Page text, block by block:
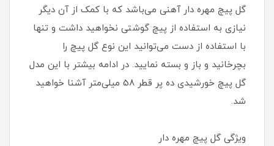
گل پیچ مهره دار آهنی می‌باشد که با کمک از آن دیگر
نیازی به استفاده از پیچ گوشتی نخواهید داشت و تنها
با استفاده از دست می‌توانید این نوع گل پیچ را
بچرخانید و باز و بسته نمایید. در ادامه بیشتر با این مدل
گل پیچ خورشیدی ده پر قطر 58 میلی‌متر آشنا خواهید
شد.
ویژگی گل پیچ مهره دار